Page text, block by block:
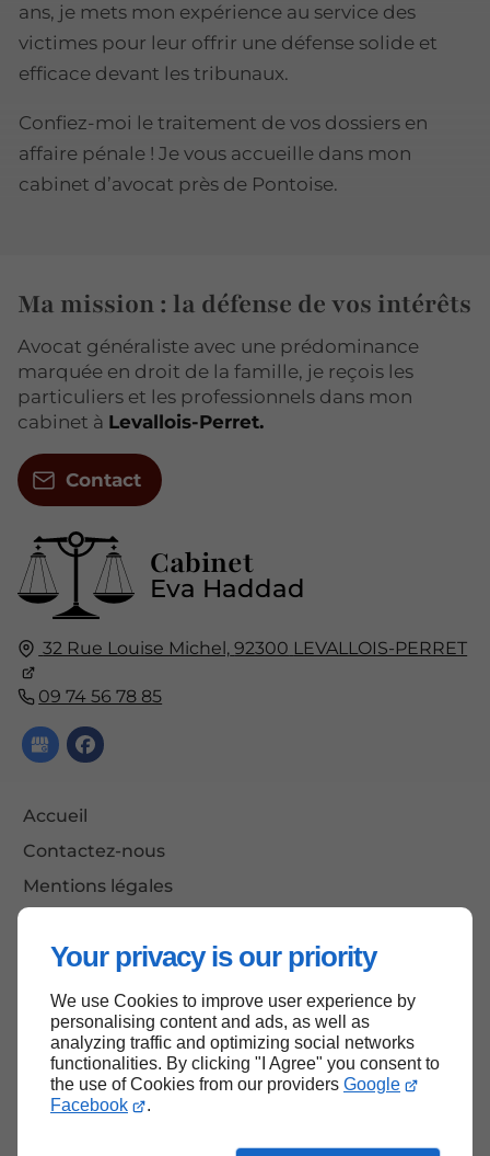
Your privacy is our priority
We use Cookies to improve user experience by
personalising content and ads, as well as
analyzing traffic and optimizing social networks
functionalities. By clicking "I Agree" you consent to
the use of Cookies from our providers Google
Facebook
.
ans, je mets mon expérience au service des
victimes pour leur offrir une défense solide et
efficace devant les tribunaux.
Confiez-moi le traitement de vos dossiers en
affaire pénale ! Je vous accueille dans mon
cabinet d’avocat près de Pontoise.
Cabinet
Eva Haddad
32 Rue Louise Michel, 92300 LEVALLOIS-PERRET
09 74 56 78 85
Accueil
Contactez-nous
Mentions légales
Ma mission : la défense de vos intérêts
Avocat généraliste avec une prédominance
marquée en droit de la famille, je reçois les
particuliers et les professionnels dans mon
cabinet à Levallois-Perret.
Contact
Haut de page